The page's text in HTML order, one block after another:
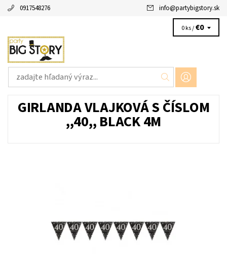
0917548276 info@partybigstory.sk
0 ks /€0
GIRLANDA VLAJKOVÁ S ČÍSLOM
,,40,, BLACK 4M